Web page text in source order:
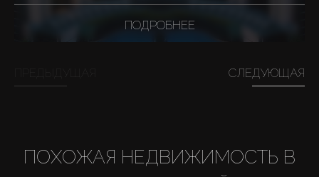
ПОДРОБНЕЕ
СЛЕДУЮЩАЯ
ПОХОЖАЯ НЕДВИЖИМОСТЬ В